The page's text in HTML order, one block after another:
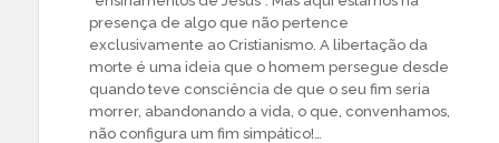
presença de algo que não pertence
exclusivamente ao Cristianismo. A libertação da
morte é uma ideia que o homem persegue desde
quando teve consciência de que o seu fim seria
morrer, abandonando a vida, o que, convenhamos,
não configura um fim simpático!…